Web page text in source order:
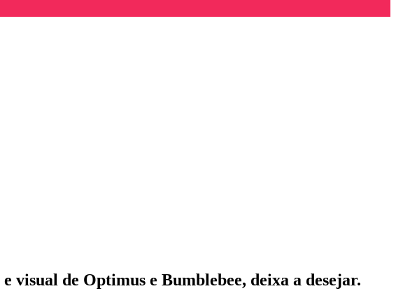
de Optimus e Bumblebee, deixa a desejar.